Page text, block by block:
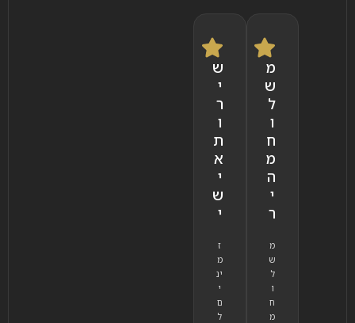
מ
ש
ל
ו
ח
מ
ה
י
ר
מ
ש
ל
ו
ח
מ
ש
י
ר
ו
ת
א
י
ש
י
ז
מ
ינ
י
ם
ל